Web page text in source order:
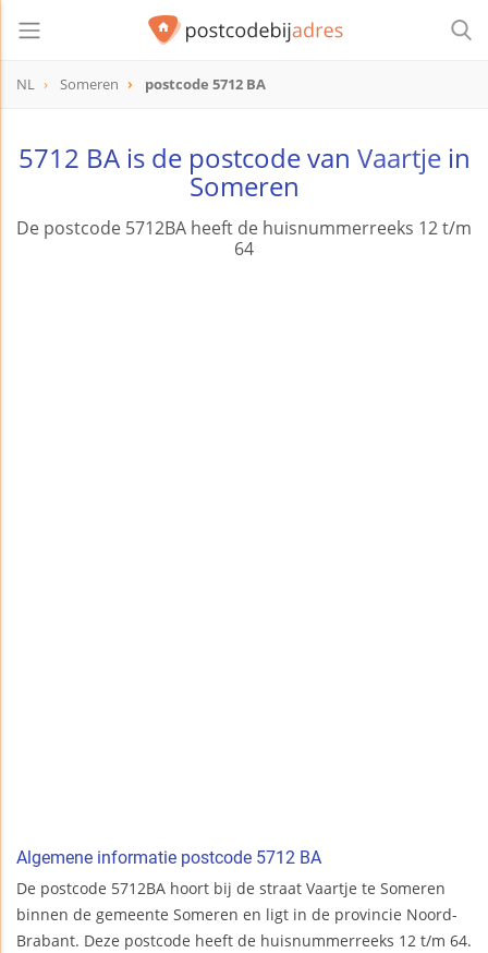
NL Someren postcode 5712 BA
5712 BA is de postcode van Vaartjein
Someren
De postcode 5712BA heeft de huisnummerreeks 12 t/m
64
Algemene informatie postcode 5712 BA
De postcode 5712BA hoort bij de straat Vaartje te Someren
binnen de gemeente Someren en ligt in de provincie Noord-
Brabant. Deze postcode heeft de huisnummerreeks 12 t/m 64.